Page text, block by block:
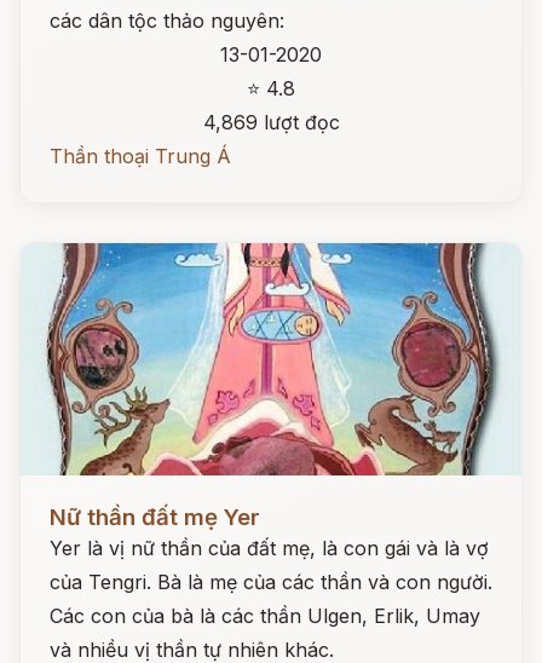
các dân tộc thảo nguyên:
13-01-2020
⭐ 4.8
4,869 lượt đọc
Thần thoại Trung Á
Nữ thần đất mẹ Yer
Yer là vị nữ thần của đất mẹ, là con gái và là vợ
của Tengri. Bà là mẹ của các thần và con người.
Các con của bà là các thần Ulgen, Erlik, Umay
và nhiều vị thần tự nhiên khác.